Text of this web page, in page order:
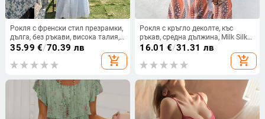
Рокля с френски стил презрамки,
дълга, без ръкави, висока талия,
квадратно деколте
35.99 €/70.39 лв
add_shopping_cart
Рокля с кръгло деколте, къс
ръкав, средна дължина, Milk Silk
плат с 95%+ полиестер, пролет
16.01 €/31.31 лв
add_shopping_cart